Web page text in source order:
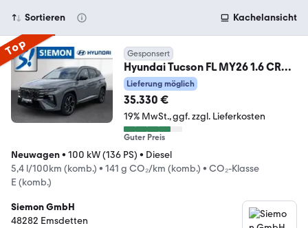
Sortieren Kachelansicht
Top Gesponsert
Hyundai Tucson FL MY26 1.6 CRDI
DCT 2WD N-Line Navi Digi
Lieferung möglich
35.330 €
19% MwSt. ggf. zzgl. Lieferkosten
Guter Preis
Neuwagen• 100 kW (136 PS) • Diesel
5,4 l/100km (komb.) • 141 g CO₂/km (komb.) • CO₂-Klasse
E (komb.)
Siemon GmbH
48282 Emsdetten